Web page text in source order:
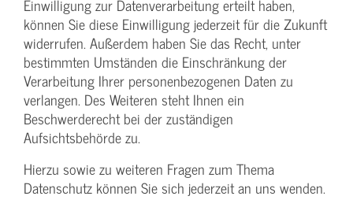
Einwilligung zur Datenverarbeitung erteilt haben,
können Sie diese Einwilligung jederzeit für die Zukunft
widerrufen. Außerdem haben Sie das Recht, unter
bestimmten Umständen die Einschränkung der
Verarbeitung Ihrer personenbezogenen Daten zu
verlangen. Des Weiteren steht Ihnen ein
Beschwerderecht bei der zuständigen
Aufsichtsbehörde zu.
Hierzu sowie zu weiteren Fragen zum Thema
Datenschutz können Sie sich jederzeit an uns wenden.